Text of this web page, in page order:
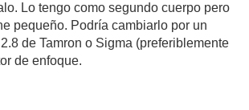
Lo tengo como segundo cuerpo pero
pequeño. Podría cambiarlo por un
de Tamron o Sigma (preferiblemente
de enfoque.